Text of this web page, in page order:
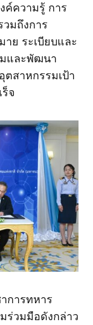
ค์ความรู้ การ
มถึงการ
ย ระเบียบและ
มและพัฒนา
ตสาหกรรมเป้า
จ
การทหาร
ร่วมมือดังกล่าว